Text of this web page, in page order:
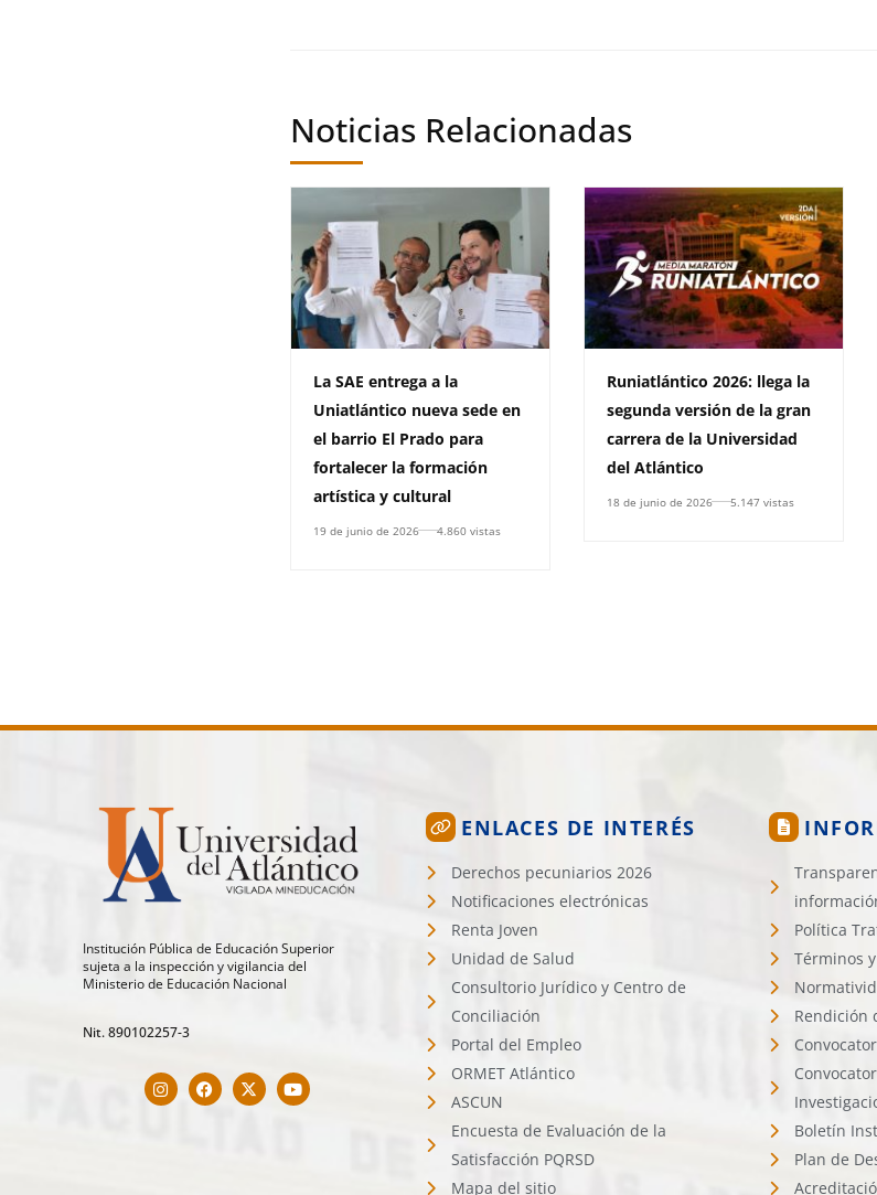
Noticias Relacionadas
La SAE entrega a la
Uniatlántico nueva sede en
el barrio El Prado para
fortalecer la formación
artística y cultural
19 de junio de 2026 4.860 vistas
Runiatlántico 2026: llega la
segunda versión de la gran
carrera de la Universidad
del Atlántico
18 de junio de 2026 5.147 vistas
Institución Pública de Educación Superior
sujeta a la inspección y vigilancia del
Ministerio de Educación Nacional
Nit. 890102257-3
ENLACES DE INTERÉS
Derechos pecuniarios 2026
Notificaciones electrónicas
Renta Joven
Unidad de Salud
Consultorio Jurídico y Centro de
Conciliación
Portal del Empleo
ORMET Atlántico
ASCUN
Encuesta de Evaluación de la
Satisfacción PQRSD
Mapa del sitio
Política
Términos
Rendición
Boletín
Plan de